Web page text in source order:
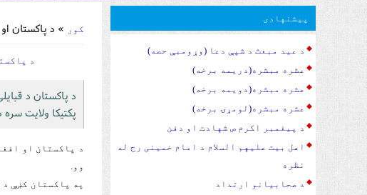
کور » د پاکستان
د
د پاکستان د
پکتیکا ولایت
د پاکستان او
وو.
په پاکستان کښې
پیشنهادی
د عید مبعث د شپې دعا (وړومبې حصه)
عشره مبشره(دریمه برخه)
عشره مبشره(دویمه برخه)
عشره مبشره(لومړۍ برخه)
د پیغمبر اکرم ص شهادت او دفن
اهل بیت علیهم السلام د امام خمینی رح له
نظره
د صحابیانو ارتداد